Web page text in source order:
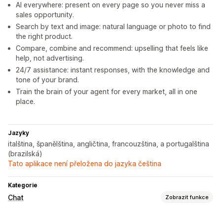
AI everywhere: present on every page so you never miss a
sales opportunity.
Search by text and image: natural language or photo to find
the right product.
Compare, combine and recommend: upselling that feels like
help, not advertising.
24/7 assistance: instant responses, with the knowledge and
tone of your brand.
Train the brain of your agent for every market, all in one
place.
Jazyky
italština, španělština, angličtina, francouzština, a portugalština
(brazilská)
Tato aplikace není přeložena do jazyka čeština
Kategorie
Chat Zobrazit funkce